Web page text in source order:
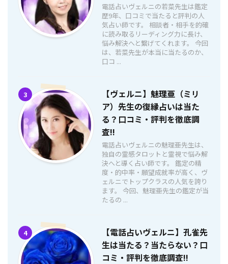
電話占いヴェルニの若菜先生は鑑定
歴9年、口コミで当たると評判の人
気占い師です。 相談者・相手を的確
に読み取るリーディング力に長け、
悩み解決へと繋げてくれます。 今回
は、若菜先生が本当に当たるのか、
口コ ...
3
【ヴェルニ】魅理亜（ミリ
ア）先生の復縁占いは当た
る？口コミ・評判を徹底調
査!!
電話占いヴェルニの魅理亜先生は、
独自の霊感タロットと霊視で悩み解
決へと導く占い師です。 鑑定の精
度・的中率・願望成就率が高く、ヴ
ェルニでトップクラスの人気を誇り
ます。 今回、魅理亜先生の鑑定が当
たるの ...
4
【電話占いヴェルニ】孔雀先
生は当たる？当たらない？口
コミ・評判を徹底調査!!